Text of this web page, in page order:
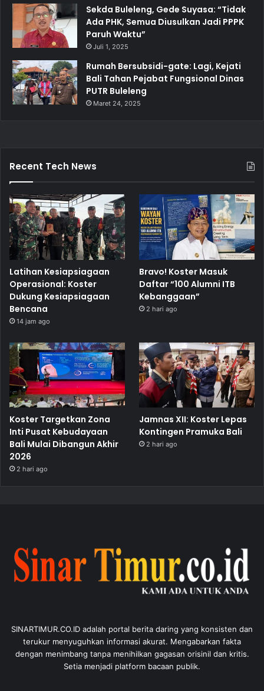
Sekda Buleleng, Gede Suyasa: “Tidak
Ada PHK, Semua Diusulkan Jadi PPPK
Paruh Waktu”
Juli 1, 2025
Rumah Bersubsidi-gate: Lagi, Kejati
Bali Tahan Pejabat Fungsional Dinas
PUTR Buleleng
Maret 24, 2025
Recent Tech News
Latihan Kesiapsiagaan
Operasional: Koster
Dukung Kesiapsiagaan
Bencana
14 jam ago
Bravo! Koster Masuk
Daftar “100 Alumni ITB
Kebanggaan”
2 hari ago
Koster Targetkan Zona
Inti Pusat Kebudayaan
Bali Mulai Dibangun Akhir
2026
2 hari ago
Jamnas XII: Koster Lepas
Kontingen Pramuka Bali
2 hari ago
SINARTIMUR.CO.ID adalah portal berita daring yang konsisten dan
terukur menyuguhkan informasi akurat. Mengabarkan fakta
dengan menimbang tanpa menihilkan gagasan orisinil dan kritis.
Setia menjadi platform bacaan publik.